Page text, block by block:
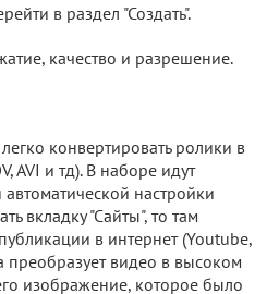
в раздел "Создать".
качество и разрешение.
конвертировать ролики в
AVI и тд). В наборе идут
настройки
вкладку "Сайты", то там
в интернет (Youtube,
преобразует видео в высоком
изображение, которое было